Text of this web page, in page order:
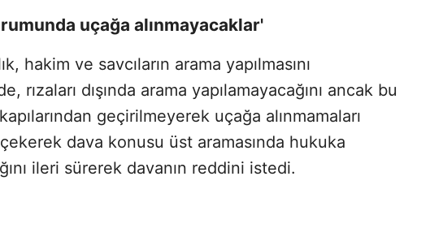
uçağa alınmayacaklar'
hakim ve savcıların arama yapılmasını
rızaları dışında arama yapılamayacağını ancak bu
geçirilmeyerek uçağa alınmamaları
dava konusu üst aramasında hukuka
ileri sürerek davanın reddini istedi.